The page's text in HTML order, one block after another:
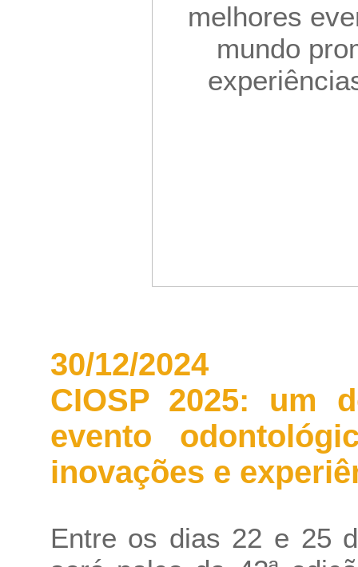
30/12/2024
CIOSP 2025: um
evento
inovações e
Entre os dias 22 e 25